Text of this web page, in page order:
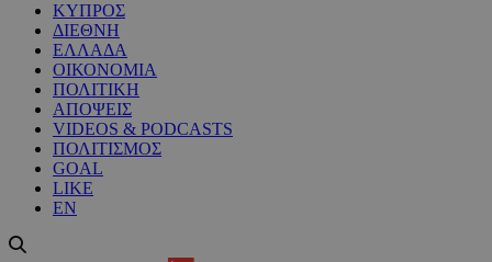
ΚΥΠΡΟΣ
ΔΙΕΘΝΗ
ΕΛΛΑΔΑ
ΟΙΚΟΝΟΜΙΑ
ΠΟΛΙΤΙΚΗ
ΑΠΟΨΕΙΣ
VIDEOS & PODCASTS
ΠΟΛΙΤΙΣΜΟΣ
GOAL
LIKE
EN